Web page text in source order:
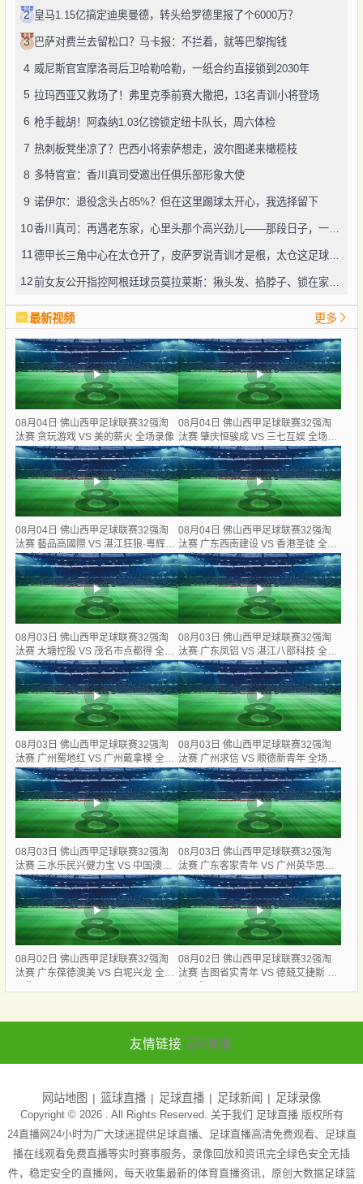
2 皇马1.15亿搞定迪奥曼德，转头给罗德里报了个6000万？
3 巴萨对费兰去留松口？马卡报：不拦着，就等巴黎掏钱
4 威尼斯官宣摩洛哥后卫哈勒哈勒，一纸合约直接锁到2030年
5 拉玛西亚又救场了！弗里克季前赛大撒把，13名青训小将登场
6 枪手截胡！阿森纳1.03亿镑锁定纽卡队长，周六体检
7 热刺板凳坐凉了？巴西小将索萨想走，波尔图递来橄榄枝
8 多特官宣：香川真司受邀出任俱乐部形象大使
9 诺伊尔：退役念头占85%？但在这里踢球太开心，我选择留下
10 香川真司：再遇老东家，心里头那个高兴劲儿——那段日子，一辈子忘不了
11 德甲长三角中心在太仓开了，皮萨罗说青训才是根，太仓这足球味儿还真不赖
12
最新视频 更多
08月04日 佛山西甲足球联赛32强淘
汰赛 贪玩游戏 VS 美的薪火 全场录像
08月04日 佛山西甲足球联赛32强淘
汰赛 肇庆恒骏成 VS 三七互娱 全场录
像
08月04日 佛山西甲足球联赛32强淘
汰赛 藝品高國際 VS 湛江狂狼·粵辉能
源 全场录像
08月04日 佛山西甲足球联赛32强淘
汰赛 广东西南建设 VS 香港圣徒 全场
录像
08月03日 佛山西甲足球联赛32强淘
汰赛 大塘控股 VS 茂名市点都得 全场
录像
08月03日 佛山西甲足球联赛32强淘
汰赛 广东凤铝 VS 湛江八部科技 全场
录像
08月03日 佛山西甲足球联赛32强淘
汰赛 广州蜀地红 VS 广州戴拿模 全场
录像
08月03日 佛山西甲足球联赛32强淘
汰赛 广州求信 VS 顺德新青年 全场录
像
08月03日 佛山西甲足球联赛32强淘
汰赛 三水乐民兴健力宝 VS 中国澳门
澳科精英 全场录像
08月03日 佛山西甲足球联赛32强淘
汰赛 广东客家青年 VS 广州英华思力
U17 全场录像
08月02日 佛山西甲足球联赛32强淘
汰赛 广东葆德澳美 VS 白坭兴龙 全场
08月02日 佛山西甲足球联赛32强淘
汰赛 吉图省实青年 VS 德兢艾捷斯 全
友情链接 足球直播
网站地图 篮球直播 足球直播 足球新闻 足球录像
Copyright © 2026 . All Rights Reserved. 关于我们 足球直播版权所有
24直播网24小时为广大球迷提供足球直播、足球直播高清免费观看、足球直
播在线观看免费直播等实时赛事服务，录像回放和资讯完全绿色安全无插
件，稳定安全的直播网，每天收集最新的体育直播资讯，原创大数据足球篮